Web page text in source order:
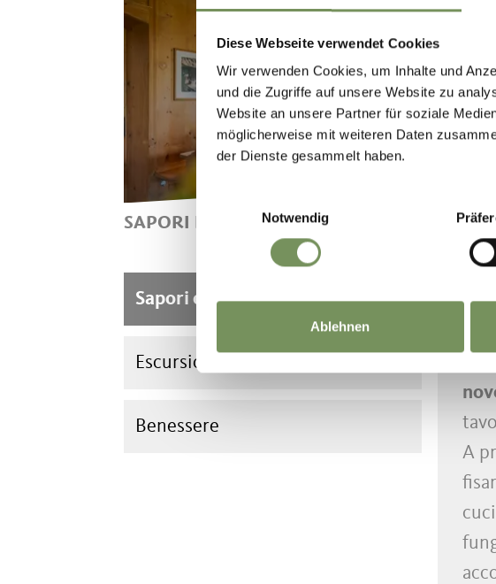
Diese Webseite verwendet Cookies
Wir verwenden Cookies, um Inhalte und
und die Zugriffe auf unsere Website zu
Website an unsere Partner für soziale
möglicherweise mit weiteren Daten
der Dienste gesammelt haben.
Einwilligungsauswahl
Notwendig
Ablehnen
SAPORI E CULTURA A SCENA
Sapori e cultura a Scena
Escursioni
Benessere
A